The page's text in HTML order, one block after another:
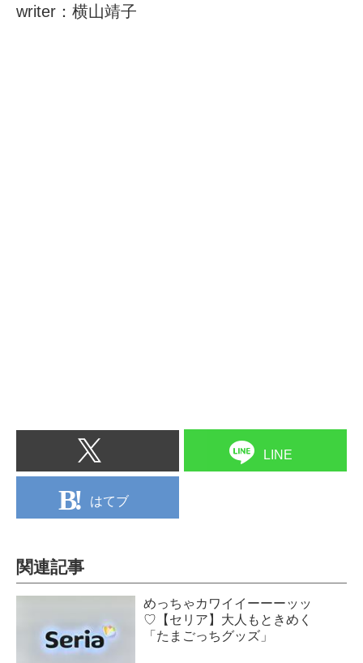
writer：横山靖子
LINE
はてブ
関連記事
めっちゃカワイイーーーッッ
♡【セリア】大人もときめく
「たまごっちグッズ」